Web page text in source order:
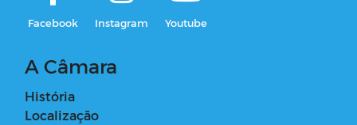
Facebook Instagram Youtube
A Câmara
História
Localização